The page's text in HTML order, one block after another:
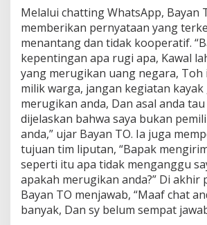
g
M
a
s
i
h
O
p
e
r
a
s
i
o
n
a
l
,
Melalui chatting WhatsApp, Bayan
memberikan pernyataan yang
menantang dan tidak kooperatif.
kepentingan apa rugi apa, Kawal
yang merugikan uang negara, Toh
milik warga, jangan kegiatan
merugikan anda, Dan asal anda
dijelaskan bahwa saya bukan
anda,” ujar Bayan TO. Ia juga
tujuan tim liputan, “Bapak
seperti itu apa tidak menganggu
apakah merugikan anda?” Di akhir
Bayan TO menjawab, “Maaf chat
banyak, Dan sy belum sempat